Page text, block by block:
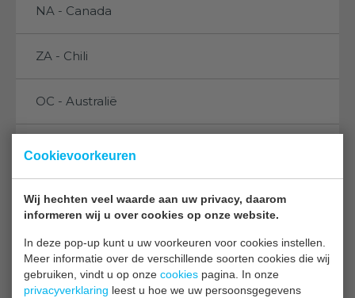
Cookievoorkeuren
Wij hechten veel waarde aan uw privacy, daarom
informeren wij u over cookies op onze website.
In deze pop-up kunt u uw voorkeuren voor cookies instellen.
Meer informatie over de verschillende soorten cookies die wij
gebruiken, vindt u op onze cookies pagina. In onze
privacyverklaring leest u hoe we uw persoonsgegevens
NA - Canada
ZA - Chili
OC - Australië
Maïs Automatisering NV
Duffelsesteenweg 135
2860 St Katelijne Waver
Belgium
Dhr. Van Den Bergh